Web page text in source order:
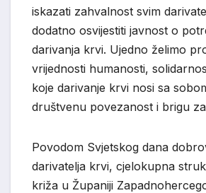
iskazati zahvalnost svim
dodatno osvijestiti javnost o
darivanja krvi. Ujedno želimo
vrijednosti humanosti,
koje darivanje krvi nosi sa
društvenu povezanost i brigu
Povodom Svjetskog dana
darivatelja krvi, cjelokupna
križa u Županiji